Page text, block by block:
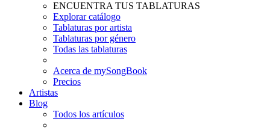
ENCUENTRA TUS TABLATURAS
Explorar catálogo
Tablaturas por artista
Tablaturas por género
Todas las tablaturas
Acerca de mySongBook
Precios
Artistas
Blog
Todos los artículos